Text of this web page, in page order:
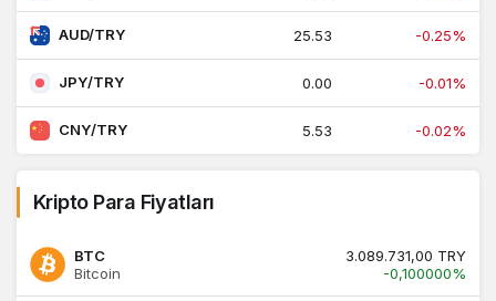
AUD/TRY 25.53 -0.25%
JPY/TRY 0.00 -0.01%
CNY/TRY 5.53 -0.02%
Kripto Para Fiyatları
BTC
Bitcoin
3.089.731,00 TRY
-0,100000%